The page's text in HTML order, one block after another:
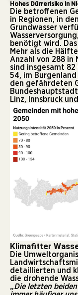
Hohes Dürrerisiko in
Die betroffenen
in Regionen, in
Grundwasser
benötigt wird.
Mehr als die
Anzahl von 288 in
sind insgesamt
54, im
den gefährdeten
Linz, Innsbruck
Klimafitter
Die
detaillierten und
die drohende
„Die letzten